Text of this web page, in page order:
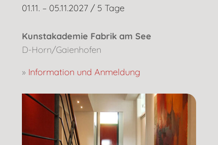
01.11. – 05.11.2027 / 5 Tage
Kunstakademie Fabrik am See
D-Horn/Gaienhofen
» Information und Anmeldung